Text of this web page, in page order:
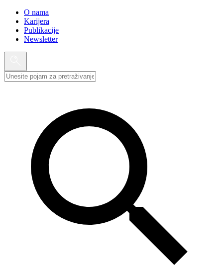
O nama
Karijera
Publikacije
Newsletter